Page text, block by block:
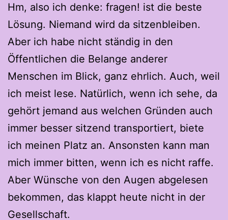
Hm, also ich denke: fragen! ist die beste
Lösung. Niemand wird da sitzenbleiben.
Aber ich habe nicht ständig in den
Öffentlichen die Belange anderer
Menschen im Blick, ganz ehrlich. Auch, weil
ich meist lese. Natürlich, wenn ich sehe, da
gehört jemand aus welchen Gründen auch
immer besser sitzend transportiert, biete
ich meinen Platz an. Ansonsten kann man
mich immer bitten, wenn ich es nicht raffe.
Aber Wünsche von den Augen abgelesen
bekommen, das klappt heute nicht in der
Gesellschaft.